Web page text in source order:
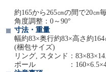
約165から265㎝の間で20㎝
角度調整：0～90°
寸法・重量
幅約83×奥行約83×高さ約
(梱包サイズ)
リング, スタンド：
ポール ：